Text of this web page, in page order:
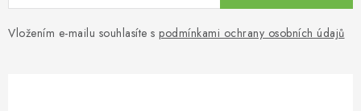
Vložením e-mailu souhlasíte s podmínkami ochrany osobních údajů